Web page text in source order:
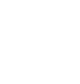
d’où son